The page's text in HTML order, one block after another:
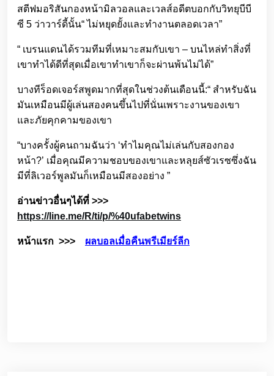
สตีฟมอริสันกองหน้ามิลวอลและเวลส์อดีตบอกกับวิทยุบีบี
ซี 5 ว่าวาร์ดี้นั้น“ ไม่หยุดยั้งและทำงานตลอดเวลา”
“ เบรนแดนได้รวมทีมที่เหมาะสมกับเขา – บนไหล่ทำสิ่งที่
เขาทำได้ดีที่สุดเมื่อเขาทำเขาก็จะผ่านพ้นไม่ได้”
บางทีร็อดเจอร์สพูดมากที่สุดในช่วงต้นเดือนนี้:“ สำหรับฉัน
มันเหมือนมีผู้เล่นสองคนขึ้นไปที่นั่นเพราะงานของเขา
และภัยคุกคามของเขา
“บางครั้งผู้คนถามฉันว่า ‘ทำไมคุณไม่เล่นกับสองกอง
หน้า?’ เมื่อคุณมีความชอบของเขาและหลุยส์ซัวเรซซึ่งฉัน
มีที่ลิเวอร์พูลมันก็เหมือนมีสองอย่าง ”
อ่านข่าวอื่นๆได้ที่ >>>
https://line.me/R/ti/p/%40ufabetwins
หน้าแรก >>> ผลบอลเมื่อคืนพรีเมียร์ลีก